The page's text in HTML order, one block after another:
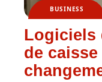
BUSINESS
Logiciels
de